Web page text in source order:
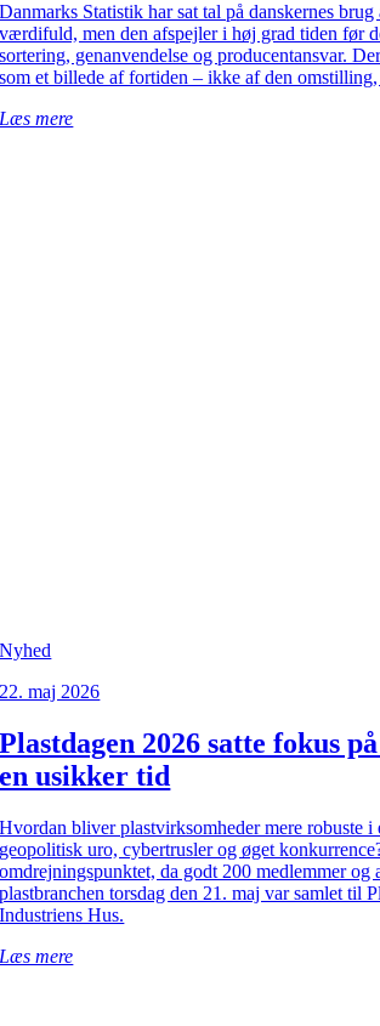
Danmarks Statistik har sat tal på danskernes
værdifuld, men den afspejler i høj grad tiden før
sortering, genanvendelse og producentansvar.
som et billede af fortiden – ikke af den
Læs mere
Nyhed
22. maj 2026
Plastdagen 2026 satte fokus
en usikker tid
Hvordan bliver plastvirksomheder mere robuste
geopolitisk uro, cybertrusler og øget
omdrejningspunktet, da godt 200 medlemmer og
plastbranchen torsdag den 21. maj var samlet til
Industriens Hus.
Læs mere